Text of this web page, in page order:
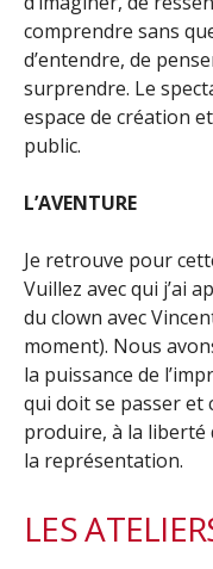
comprendre sans
d’entendre, de
surprendre. Le
espace de création
public.
L’AVENTURE
Je retrouve pour
Vuillez avec qui j’ai
du clown avec
moment). Nous
la puissance de
qui doit se passer et
produire, à la liberté
la représentation.
LES